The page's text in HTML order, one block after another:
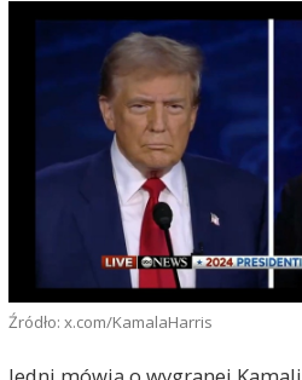
Źródło: x.com/KamalaHarris